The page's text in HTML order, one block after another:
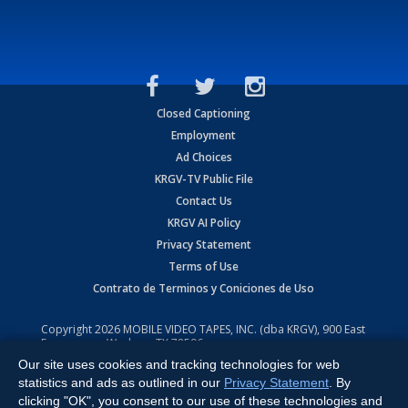
Closed Captioning
Employment
Ad Choices
KRGV-TV Public File
Contact Us
KRGV AI Policy
Privacy Statement
Terms of Use
Contrato de Terminos y Coniciones de Uso
Copyright2026 MOBILE VIDEO TAPES, INC. (dba KRGV), 900 East
Expressway, Weslaco, TX 78596.
All Rights Reserved. Powered by:Ruby Shore Software
Our site uses cookies and tracking technologies for web
statistics and ads as outlined in our Privacy Statement . By
clicking "OK", you consent to our use of these technologies and